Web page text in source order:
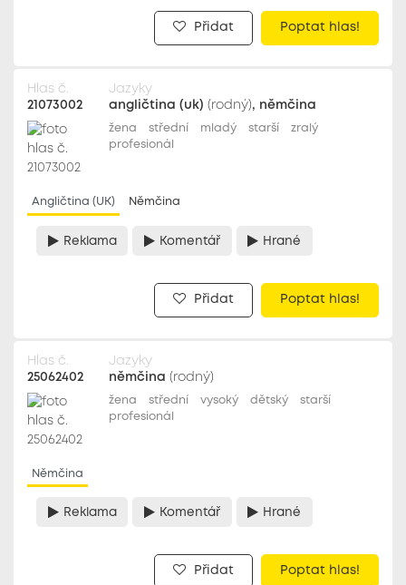
Přidat Poptat hlas!
Hlas č.
21073002
Jazyky
angličtina (uk) (rodný), němčina
žena střední mladý starší
zralý
profesionál
Angličtina (UK) Němčina
Reklama Komentář Hrané
Přidat Poptat hlas!
Hlas č.
25062402
Jazyky
němčina (rodný)
žena střední vysoký dětský
starší
profesionál
Němčina
Reklama Komentář Hrané
Přidat Poptat hlas!